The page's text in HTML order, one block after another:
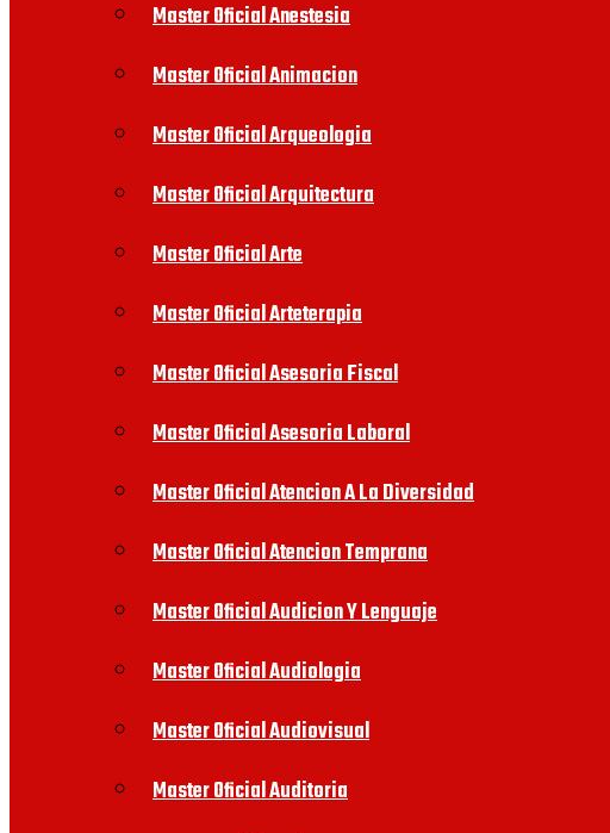
Master Oficial Anestesia
Master Oficial Animacion
Master Oficial Arqueologia
Master Oficial Arquitectura
Master Oficial Arte
Master Oficial Arteterapia
Master Oficial Asesoria Fiscal
Master Oficial Asesoria Laboral
Master Oficial Atencion A La Diversidad
Master Oficial Atencion Temprana
Master Oficial Audicion Y Lenguaje
Master Oficial Audiologia
Master Oficial Audiovisual
Master Oficial Auditoria